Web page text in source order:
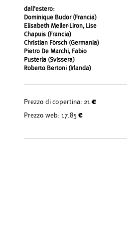
dall’estero:
Dominique Budor (Francia)
Elisabeth Meller-Liron, Lise
Chapuis (Francia)
Christian Försch (Germania)
Pietro De Marchi, Fabio
Pusterla (Svissera)
Roberto Bertoni (Irlanda)
Prezzo di copertina: 21 €
Prezzo web: 17.85 €